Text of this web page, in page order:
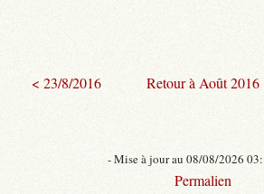
< 23/8/2016 Retour à Août 2016
- Mise à jour au 08/08/2026
Permalien